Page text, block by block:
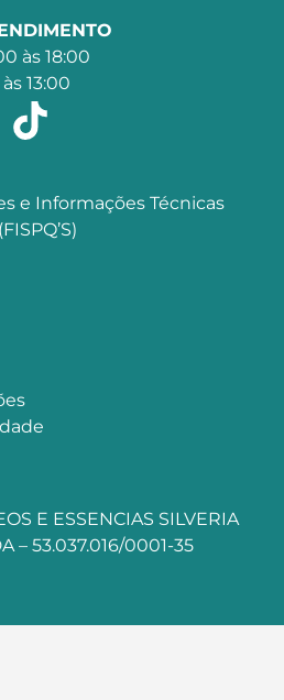
às 18:00
13:00
e Informações Técnicas
(FISPQ’S)
E ESSENCIAS SILVERIA
– 53.037.016/0001-35